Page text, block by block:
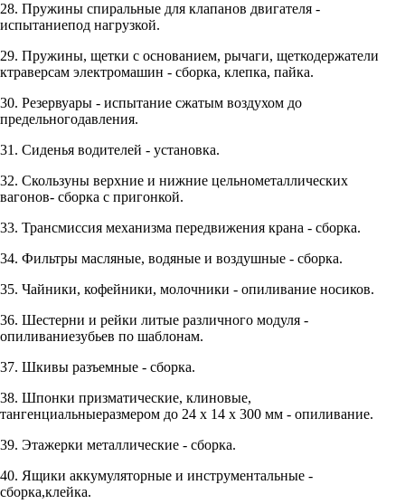
28. Пружины спиральные для клапанов двигателя -
испытаниепод нагрузкой.
29. Пружины, щетки с основанием, рычаги, щеткодержатели
ктраверсам электромашин - сборка, клепка, пайка.
30. Резервуары - испытание сжатым воздухом до
предельногодавления.
31. Сиденья водителей - установка.
32. Скользуны верхние и нижние цельнометаллических
вагонов- сборка с пригонкой.
33. Трансмиссия механизма передвижения крана - сборка.
34. Фильтры масляные, водяные и воздушные - сборка.
35. Чайники, кофейники, молочники - опиливание носиков.
36. Шестерни и рейки литые различного модуля -
опиливаниезубьев по шаблонам.
37. Шкивы разъемные - сборка.
38. Шпонки призматические, клиновые,
тангенциальныеразмером до 24 x 14 x 300 мм - опиливание.
39. Этажерки металлические - сборка.
40. Ящики аккумуляторные и инструментальные -
сборка,клейка.